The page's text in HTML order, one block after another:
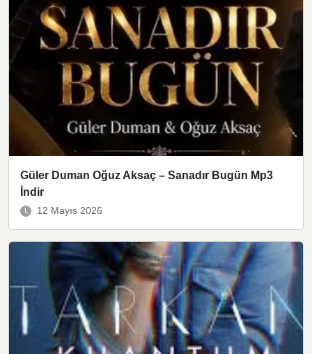
Güler Duman Oğuz Aksaç – Sanadır Bugün Mp3
İndir
12 Mayıs 2026